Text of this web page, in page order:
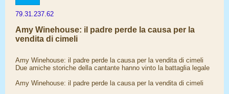
79.31.237.62
Amy Winehouse: il padre perde la causa per la
vendita di cimeli
Amy Winehouse: il padre perde la causa per la vendita di cimeli
Due amiche storiche della cantante hanno vinto la battaglia legale
Amy Winehouse: il padre perde la causa per la vendita di cimeli